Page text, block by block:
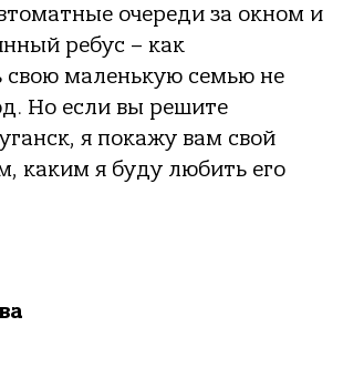
очереди за окном и
ребус – как
свою маленькую семью не
Но если вы решите
я покажу вам свой
каким я буду любить его